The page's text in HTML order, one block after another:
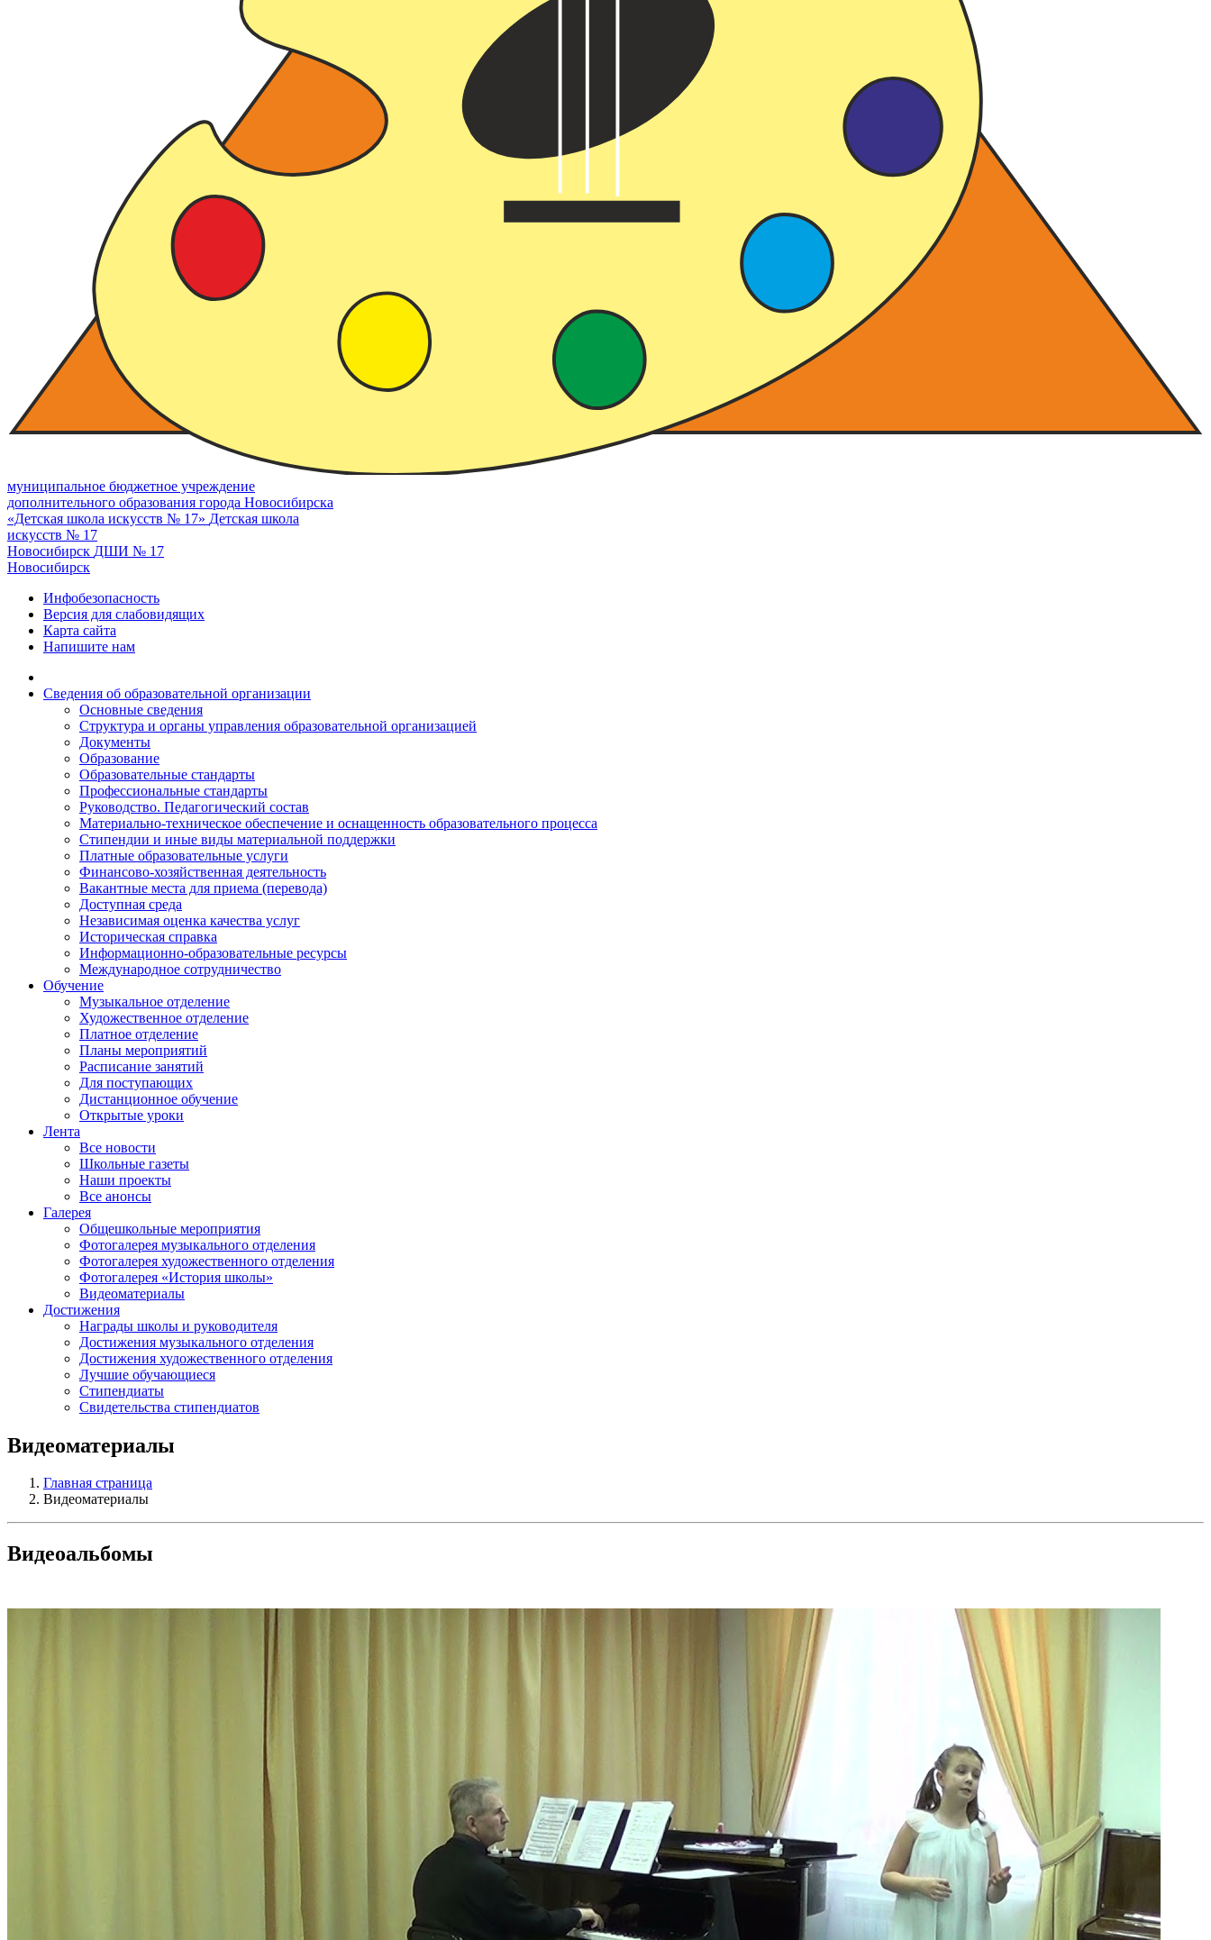
муниципальное бюджетное учреждение
дополнительного образования города Новосибирска
«Детская школа искусств № 17» Детская школа
искусств № 17
Новосибирск ДШИ № 17
Новосибирск
Инфобезопасность
Версия для слабовидящих
Карта сайта
Напишите нам
Сведения об образовательной организации
Основные сведения
Структура и органы управления образовательной организацией
Документы
Образование
Образовательные стандарты
Профессиональные стандарты
Руководство. Педагогический состав
Материально-техническое обеспечение и оснащенность образовательного процесса
Стипендии и иные виды материальной поддержки
Платные образовательные услуги
Финансово-хозяйственная деятельность
Вакантные места для приема (перевода)
Доступная среда
Независимая оценка качества услуг
Историческая справка
Информационно-образовательные ресурсы
Международное сотрудничество
Обучение
Музыкальное отделение
Художественное отделение
Платное отделение
Планы мероприятий
Расписание занятий
Для поступающих
Дистанционное обучение
Открытые уроки
Лента
Все новости
Школьные газеты
Наши проекты
Все анонсы
Галерея
Общешкольные мероприятия
Фотогалерея музыкального отделения
Фотогалерея художественного отделения
Фотогалерея «История школы»
Видеоматериалы
Достижения
Награды школы и руководителя
Достижения музыкального отделения
Достижения художественного отделения
Лучшие обучающиеся
Стипендиаты
Свидетельства стипендиатов
Видеоматериалы
Главная страница
Видеоматериалы
Видеоальбомы